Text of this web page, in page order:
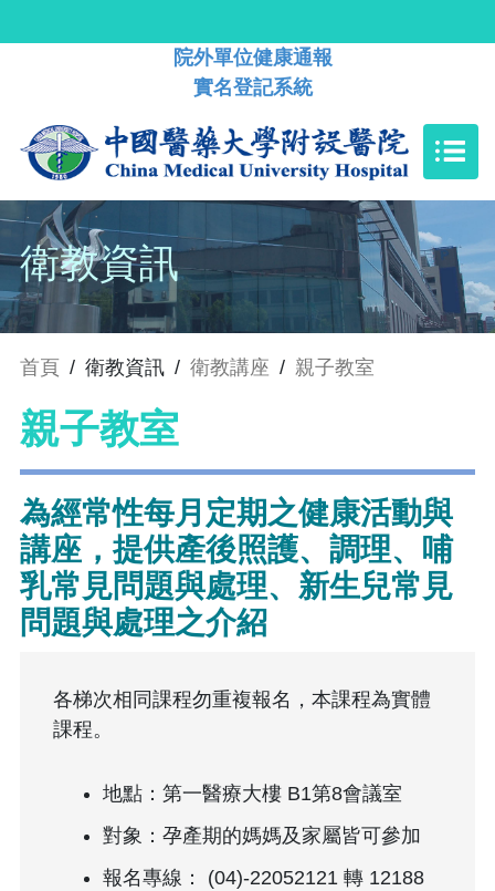
院外單位健康通報
實名登記系統
衛教資訊
首頁 / 衛教資訊 / 衛教講座 / 親子教室
親子教室
為經常性每月定期之健康活動與
講座，提供產後照護、調理、哺
乳常見問題與處理、新生兒常見
問題與處理之介紹
各梯次相同課程勿重複報名，本課程為實體
課程。
地點：第一醫療大樓 B1第8會議室
對象：孕產期的媽媽及家屬皆可參加
報名專線： (04)-22052121 轉 12188